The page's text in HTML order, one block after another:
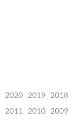
2020 2019 2018
2011 2010 2009